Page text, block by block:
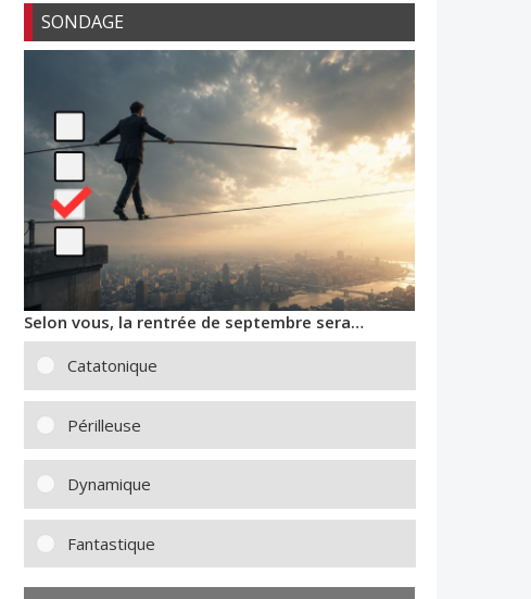
SONDAGE
Selon vous, la rentrée de septembre sera…
Catatonique
Périlleuse
Dynamique
Fantastique